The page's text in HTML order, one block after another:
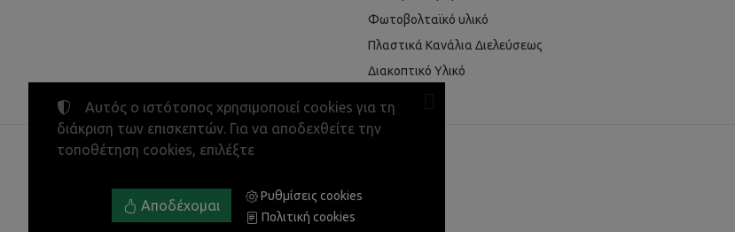
Φωτοβολταϊκό υλικό
Πλαστικά Κανάλια Διελεύσεως
Διακοπτικό Υλικό
Όροι χρήσης•Πολιτική απορρήτου•Πολιτική cookies
Αυτός ο ιστότοπος χρησιμοποιεί cookies για τη
διάκριση των επισκεπτών. Για να αποδεχθείτε την
τοποθέτηση cookies, επιλέξτε
Αποδέχομαι
Ρυθμίσεις cookies
Πολιτική cookies